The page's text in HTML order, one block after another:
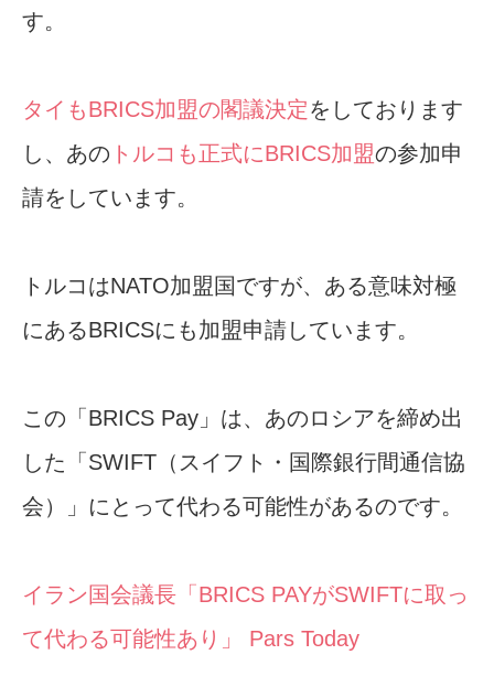
す。
タイもBRICS加盟の閣議決定をしております
し、あの トルコも正式にBRICS加盟の参加申
請をしています。
トルコはNATO加盟国ですが、ある意味対極
にあるBRICSにも加盟申請しています。
この「BRICS Pay」は、あのロシアを締め出
した「SWIFT（スイフト・国際銀行間通信協
会）」にとって代わる可能性があるのです。
イラン国会議長「BRICS PAYがSWIFTに取っ
て代わる可能性あり」 Pars Today